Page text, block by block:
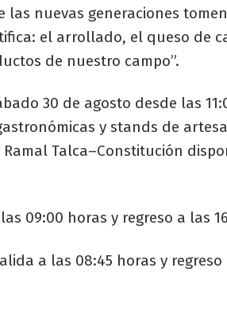
las nuevas generaciones
el arrollado, el queso de
de nuestro campo”.
30 de agosto desde las
y stands de
Talca–Constitución
09:00 horas y regreso a las
a las 08:45 horas y regreso